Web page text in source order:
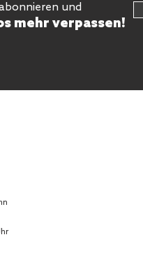
und
mehr verpassen!